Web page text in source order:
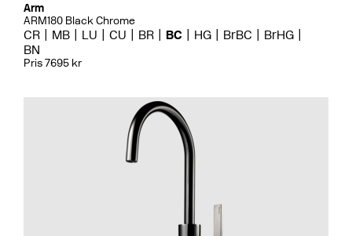
Arm
ARM180 Black Chrome
CR MB LU CU BR BC HG BrBC
BrHG
BN
Pris 7695 kr